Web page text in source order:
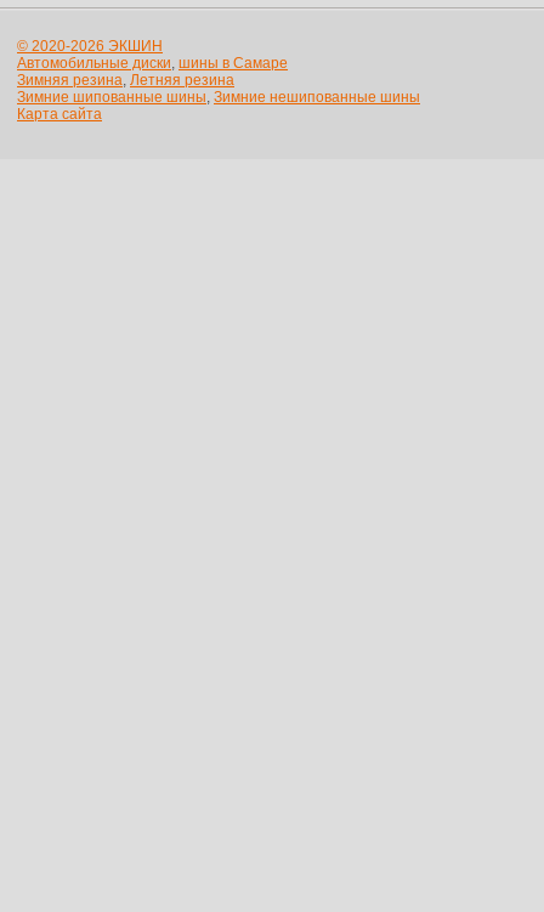
© 2020-2026 ЭКШИН
Автомобильные диски, шины в Самаре
Зимняя резина, Летняя резина
Зимние шипованные шины, Зимние нешипованные шины
Карта сайта